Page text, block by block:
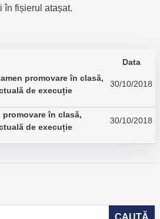
în fișierul atașat.
Data
promovare în clasă,
de execuție
30/10/2018
în clasă,
de execuție
30/10/2018